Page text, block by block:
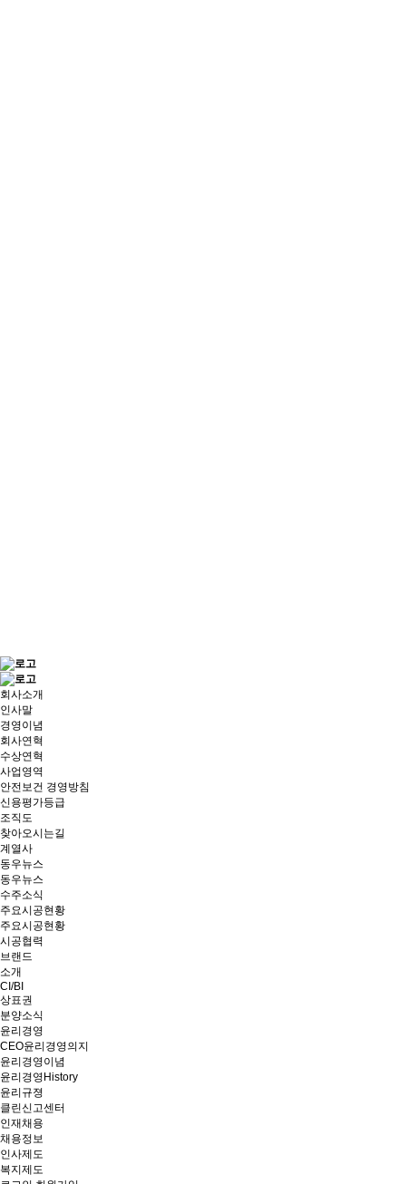
회사소개
인사말
경영이념
회사연혁
수상연혁
사업영역
안전보건 경영방침
신용평가등급
조직도
찾아오시는길
계열사
동우뉴스
동우뉴스
수주소식
주요시공현황
주요시공현황
시공협력
브랜드
소개
CI/BI
상표권
분양소식
윤리경영
CEO윤리경영의지
윤리경영이념
윤리경영History
윤리규졍
클린신고센터
인재채용
채용정보
인사제도
복지제도